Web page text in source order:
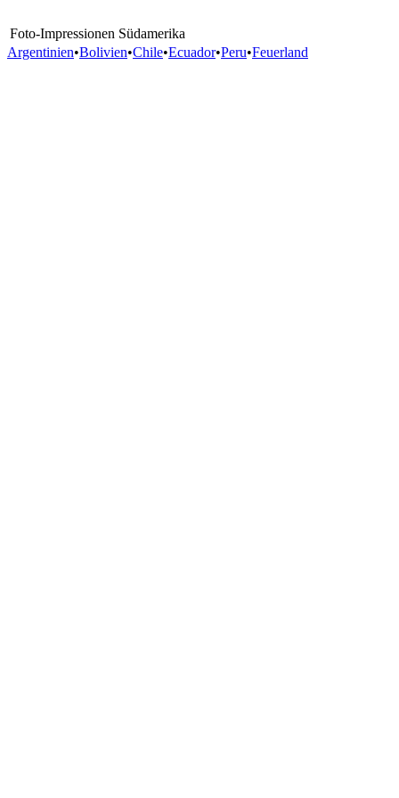
Foto-Impressionen Südamerika
Argentinien•Bolivien•Chile•Ecuador•Peru•Feuerland